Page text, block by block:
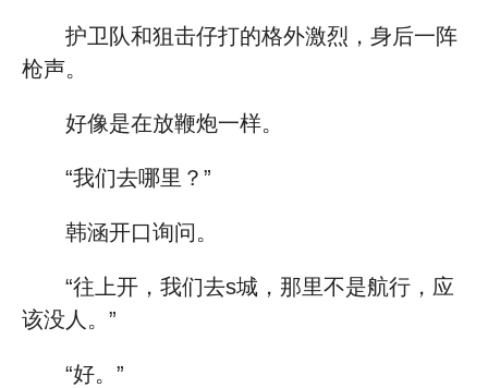
护卫队和狙击仔打的格外激烈，身后一阵
枪声。
好像是在放鞭炮一样。
“我们去哪里？”
韩涵开口询问。
“往上开，我们去s城，那里不是航行，应
该没人。”
“好。”